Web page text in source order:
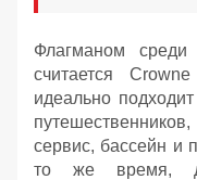
Флагманом среди
считается
идеально
сервис, бассейн и
то же время,